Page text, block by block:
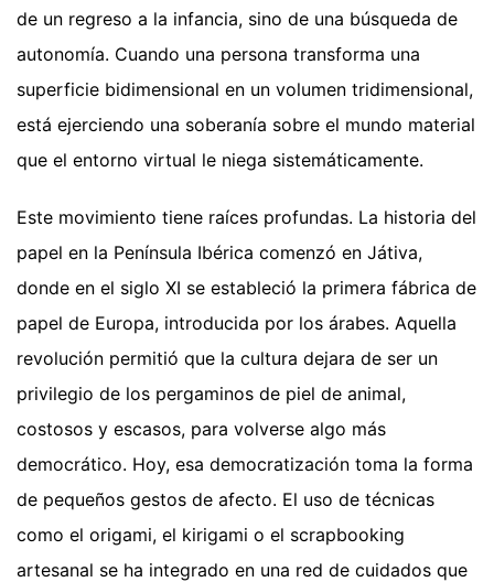
de un regreso a la infancia, sino de una búsqueda de
autonomía. Cuando una persona transforma una
superficie bidimensional en un volumen tridimensional,
está ejerciendo una soberanía sobre el mundo material
que el entorno virtual le niega sistemáticamente.
Este movimiento tiene raíces profundas. La historia del
papel en la Península Ibérica comenzó en Játiva,
donde en el siglo XI se estableció la primera fábrica de
papel de Europa, introducida por los árabes. Aquella
revolución permitió que la cultura dejara de ser un
privilegio de los pergaminos de piel de animal,
costosos y escasos, para volverse algo más
democrático. Hoy, esa democratización toma la forma
de pequeños gestos de afecto. El uso de técnicas
como el origami, el kirigami o el scrapbooking
artesanal se ha integrado en una red de cuidados que